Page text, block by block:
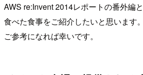
AWS re:Invent 2014レポートの番外編
食べた食事をご紹介したいと思います
ご参考になれば幸いです。